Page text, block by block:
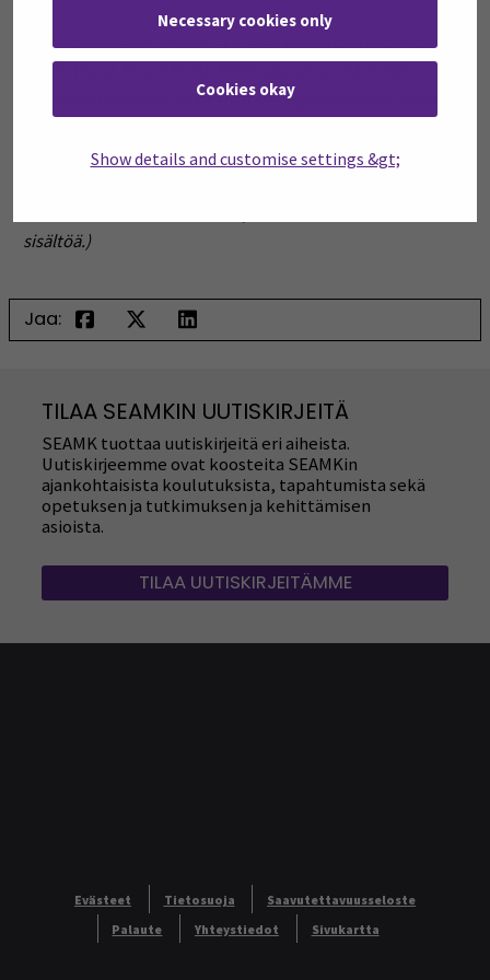
Necessary cookies only
Cookies okay
Show details and customise settings &gt;
(Verkkosivuilla on ennen 23.9.2018 julkaistuja tiedostoja
julkaistuja videoita, jotka eivät ole digipalvelulain piirissä.
muodossa, koska niitä ei tarvita keskeneräisen asian
oleellisia.Verkkosivuilla on myös ei-saavutettavaa
sisältöä.)
Jaa:
TILAA SEAMKIN UUTISKIRJEITÄ
SEAMK tuottaa uutiskirjeitä eri aiheista.
Uutiskirjeemme ovat koosteita SEAMKin
ajankohtaisista koulutuksista, tapahtumista sekä
opetuksen ja tutkimuksen ja kehittämisen
asioista.
TILAA UUTISKIRJEITÄMME
Evästeet Tietosuoja
Saavutettavuusseloste
Palaute
Yhteystiedot Sivukartta